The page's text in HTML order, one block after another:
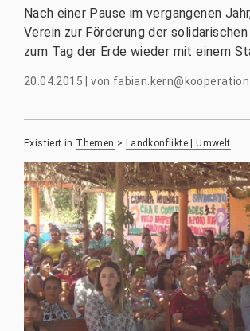
Nach einer Pause im vergangenen
Verein zur Förderung der solidarischen
zum Tag der Erde wieder mit einem
20.04.2015 |von
Existiert in Themen > Landkonflikte | Umwelt